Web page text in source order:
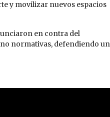
y movilizar nuevos espacios
en contra del
normativas, defendiendo